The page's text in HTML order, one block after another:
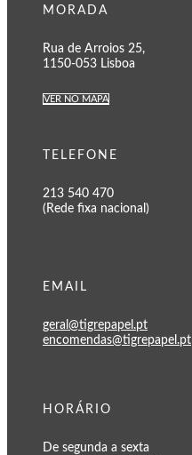
MORADA
Rua de Arroios 25,
1150-053 Lisboa
VER NO MAPA
TELEFONE
213 540 470
(Rede fixa nacional)
EMAIL
geral@tigrepapel.pt
encomendas@tigrepapel.pt
HORÁRIO
De segunda a sexta